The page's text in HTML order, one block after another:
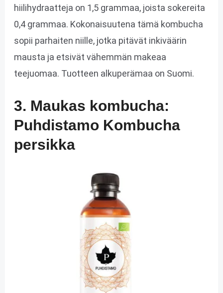
hiilihydraatteja on 1,5 grammaa, joista sokereita
0,4 grammaa. Kokonaisuutena tämä kombucha
sopii parhaiten niille, jotka pitävät inkiväärin
mausta ja etsivät vähemmän makeaa
teejuomaa. Tuotteen alkuperämaa on Suomi.
3. Maukas kombucha:
Puhdistamo Kombucha
persikka